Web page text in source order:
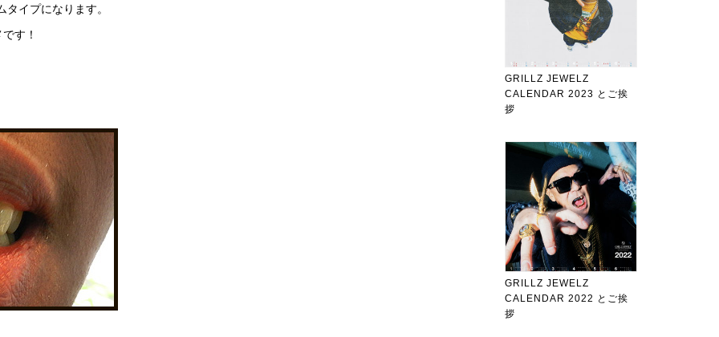
イプになります。
す！
GRILLZ JEWELZ
CALENDAR 2023 とご挨
拶
GRILLZ JEWELZ
CALENDAR 2022 とご挨
拶